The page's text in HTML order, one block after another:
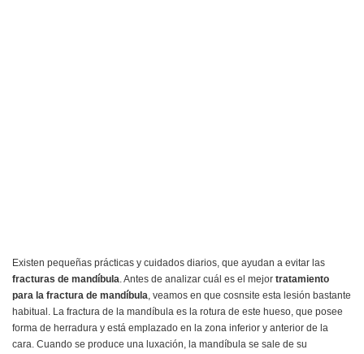
Existen pequeñas prácticas y cuidados diarios, que ayudan a evitar las
fracturas de mandíbula. Antes de analizar cuál es el mejor tratamiento
para la fractura de mandíbula, veamos en que cosnsite esta lesión bastante
habitual. La fractura de la mandíbula es la rotura de este hueso, que posee
forma de herradura y está emplazado en la zona inferior y anterior de la
cara. Cuando se produce una luxación, la mandíbula se sale de su